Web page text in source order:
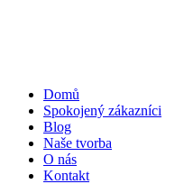
Domů
Spokojený zákazníci
Blog
Naše tvorba
O nás
Kontakt